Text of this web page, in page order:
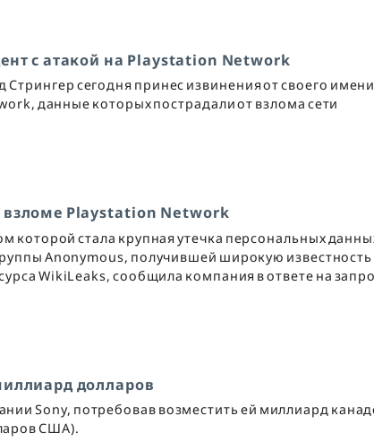
с атакой на Playstation Network
сегодня принес извинения от своего
данные которых пострадали от взлома сети
взломе Playstation Network
которой стала крупная утечка персональных
Anonymous, получившей широкую известность
WikiLeaks, сообщила компания в ответе на
долларов
Sony, потребовав возместить ей миллиард
США).